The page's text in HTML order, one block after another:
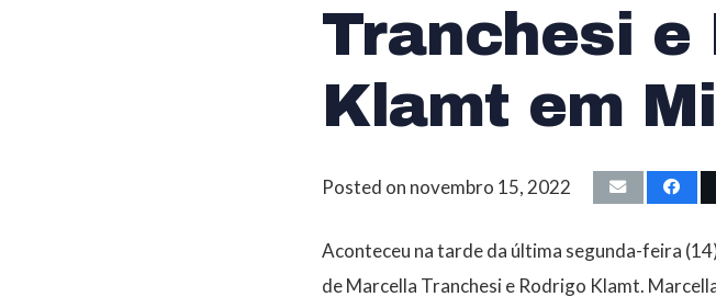
Tranchesi e
Klamt em
Posted on novembro 15, 2022
Aconteceu na tarde da última segunda-feira
de Marcella Tranchesi e Rodrigo Klamt.